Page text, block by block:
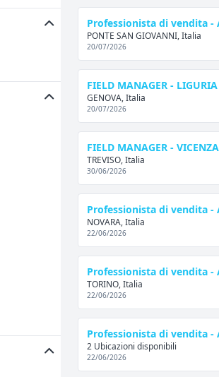
Professionista di vendita -
PONTE SAN GIOVANNI, Italia
20/07/2026
FIELD MANAGER - LIGURIA
GENOVA, Italia
20/07/2026
FIELD MANAGER -
TREVISO, Italia
30/06/2026
Professionista di vendita -
NOVARA, Italia
22/06/2026
Professionista di vendita -
TORINO, Italia
22/06/2026
Professionista di vendita -
2 Ubicazioni disponibili
22/06/2026